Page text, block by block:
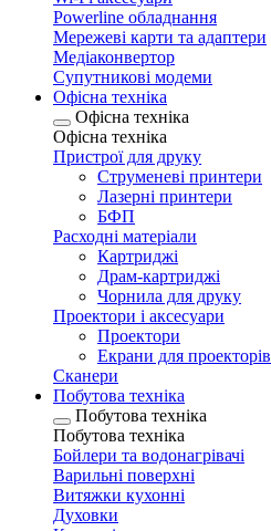
Рowerline обладнання
Мережеві карти та адаптери
Медіаконвертор
Супутникові модеми
Офісна техніка
Офісна техніка
Офісна техніка
Пристрої для друку
Струменеві принтери
Лазерні принтери
БФП
Расходні матеріали
Картриджі
Драм-картриджі
Чорнила для друку
Проектори і аксесуари
Проектори
Екрани для проекторів
Сканери
Побутова техніка
Побутова техніка
Побутова техніка
Бойлери та водонагрівачі
Варильні поверхні
Витяжки кухонні
Духовки